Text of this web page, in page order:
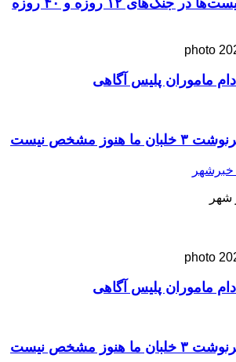
۲ عامل مهم صهیونیست‌ها در جنگ‌های ۱۲ روزه و ۴۰ روزه
ماموران پلیس آگاهی
مشخص نیست
شهر
ماموران پلیس آگاهی
مشخص نیست